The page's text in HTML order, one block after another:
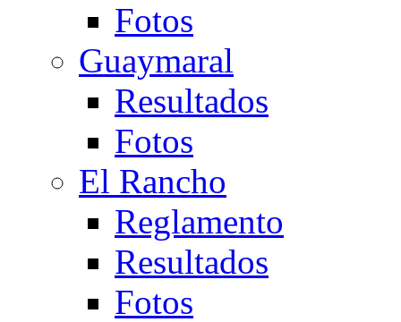
Fotos
Guaymaral
Resultados
Fotos
El Rancho
Reglamento
Resultados
Fotos